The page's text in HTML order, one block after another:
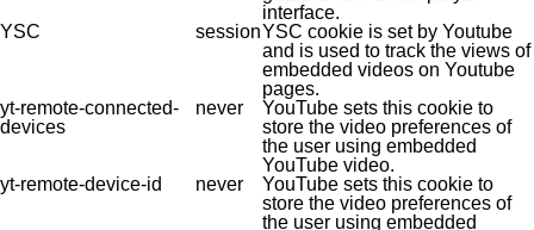
interface.
YSC
sessionYSC cookie is set by Youtube
and is used to track the views of
embedded videos on Youtube
pages.
yt-remote-connected-
devices
never
YouTube sets this cookie to
store the video preferences of
the user using embedded
YouTube video.
yt-remote-device-id
never
YouTube sets this cookie to
store the video preferences of
the user using embedded